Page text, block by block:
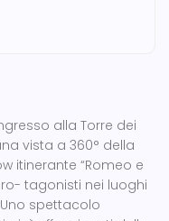
alla Torre dei
vista a 360° della
itinerante “Romeo e
tagonisti nei luoghi
spettacolo